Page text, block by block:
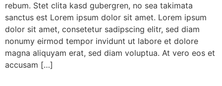
rebum. Stet clita kasd gubergren, no sea takimata
sanctus est Lorem ipsum dolor sit amet. Lorem ipsum
dolor sit amet, consetetur sadipscing elitr, sed diam
nonumy eirmod tempor invidunt ut labore et dolore
magna aliquyam erat, sed diam voluptua. At vero eos et
accusam […]